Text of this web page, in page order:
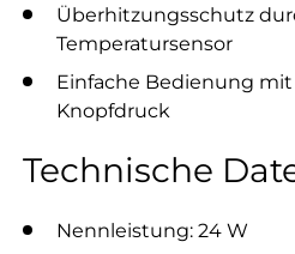
Überhitzungsschutz
Temperatursensor
Einfache Bedienung
Knopfdruck
Technische
Nennleistung: 24 W